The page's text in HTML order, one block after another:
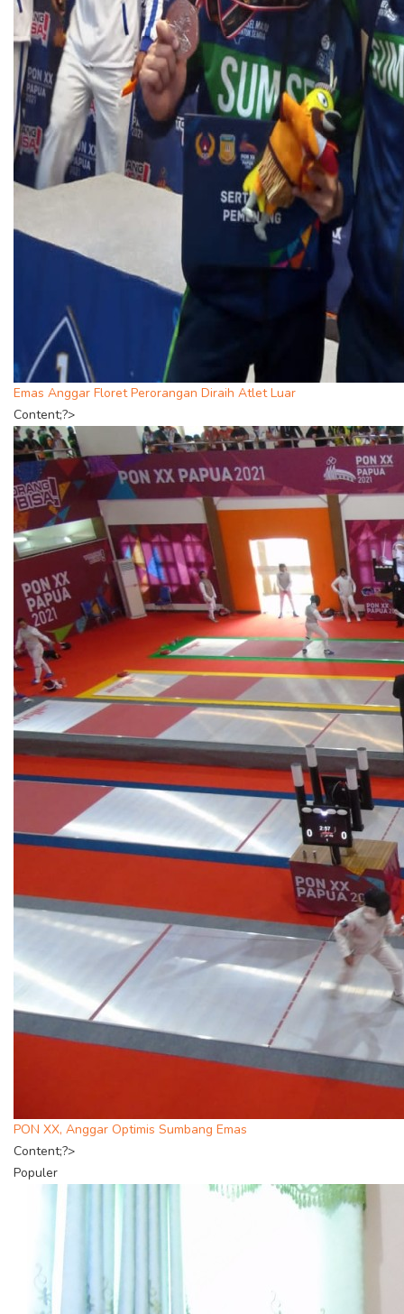
Emas Anggar Floret Perorangan Diraih Atlet Luar
Content;?>
PON XX, Anggar Optimis Sumbang Emas
Content;?>
Populer